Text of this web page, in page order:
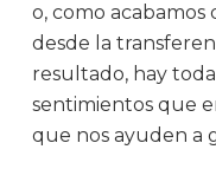
o, como acabamos
desde la
resultado, hay
sentimientos que
que nos ayuden a